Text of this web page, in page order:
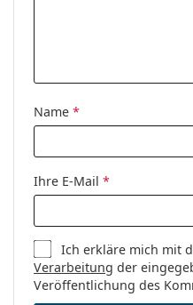
Code:
Name *
Ihre E-Mail *
Ich erkläre mich mit
Verarbeitung der
Veröffentlichung des